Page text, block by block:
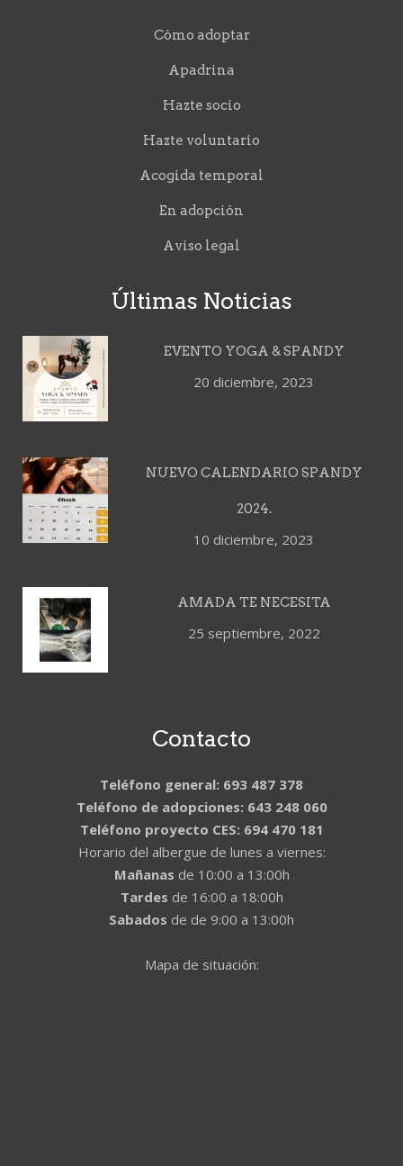
Cómo adoptar
Apadrina
Hazte socio
Hazte voluntario
Acogida temporal
En adopción
Aviso legal
Últimas Noticias
EVENTO YOGA & SPANDY
20 diciembre, 2023
NUEVO CALENDARIO SPANDY
2024.
10 diciembre, 2023
AMADA TE NECESITA
25 septiembre, 2022
Contacto
Teléfono general: 693 487 378
Teléfono de adopciones: 643 248 060
Teléfono proyecto CES: 694 470 181
Horario del albergue de lunes a viernes:
Mañanas de 10:00 a 13:00h
Tardes de 16:00 a 18:00h
Sabados de de 9:00 a 13:00h
Mapa de situación: